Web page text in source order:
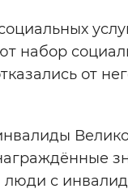
набор
от
с